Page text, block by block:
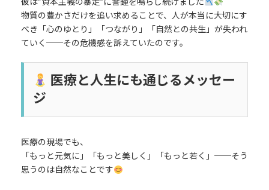
物質の豊かさだけを追い求めることで、人が本当に大切にす
べき「心のゆとり」「つながり」「自然との共生」が失われ
ていく──その危機感を訴えていたのです。
医療と人生にも通じるメッセー
ジ
医療の現場でも、
「もっと元気に」「もっと美しく」「もっと若く」──そう
思うのは自然なことです